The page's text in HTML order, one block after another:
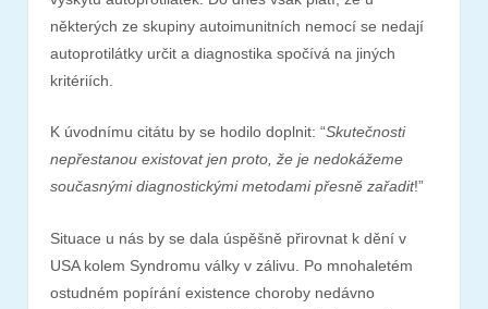
některých ze skupiny autoimunitních nemocí se nedají
autoprotilátky určit a diagnostika spočívá na jiných
kritériích.
K úvodnímu citátu by se hodilo doplnit: “Skutečnosti
nepřestanou existovat jen proto, že je nedokážeme
současnými diagnostickými metodami přesně zařadit!”
Situace u nás by se dala úspěšně přirovnat k dění v
USA kolem Syndromu války v zálivu. Po mnohaletém
ostudném popírání existence choroby nedávno